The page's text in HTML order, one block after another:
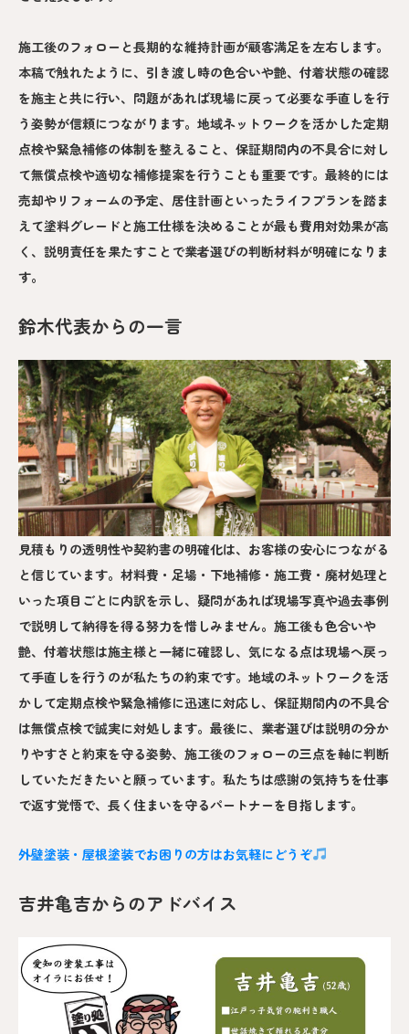
施工後のフォローと長期的な維持計画が顧客満足を左右します。
本稿で触れたように、引き渡し時の色合いや艶、付着状態の確認
を施主と共に行い、問題があれば現場に戻って必要な手直しを行
う姿勢が信頼につながります。地域ネットワークを活かした定期
点検や緊急補修の体制を整えること、保証期間内の不具合に対し
て無償点検や適切な補修提案を行うことも重要です。最終的には
売却やリフォームの予定、居住計画といったライフプランを踏ま
えて塗料グレードと施工仕様を決めることが最も費用対効果が高
く、説明責任を果たすことで業者選びの判断材料が明確になりま
す。
鈴木代表からの一言
見積もりの透明性や契約書の明確化は、お客様の安心につながる
と信じています。材料費・足場・下地補修・施工費・廃材処理と
いった項目ごとに内訳を示し、疑問があれば現場写真や過去事例
で説明して納得を得る努力を惜しみません。施工後も色合いや
艶、付着状態は施主様と一緒に確認し、気になる点は現場へ戻っ
て手直しを行うのが私たちの約束です。地域のネットワークを活
かして定期点検や緊急補修に迅速に対応し、保証期間内の不具合
は無償点検で誠実に対処します。最後に、業者選びは説明の分か
りやすさと約束を守る姿勢、施工後のフォローの三点を軸に判断
していただきたいと願っています。私たちは感謝の気持ちを仕事
で返す覚悟で、長く住まいを守るパートナーを目指します。
外壁塗装・屋根塗装でお困りの方はお気軽にどうぞ
吉井亀吉からのアドバイス